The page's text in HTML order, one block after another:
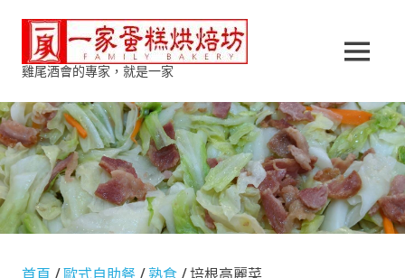
content
蛋
糕
烘
雞尾酒會的專家，就是一家
MENU
首頁 /歐式自助餐 /熟食 / 培根高麗菜